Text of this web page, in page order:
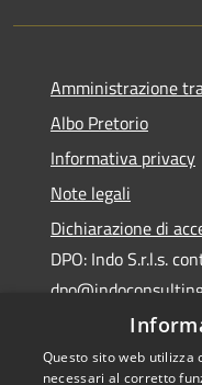
Amministrazione
Albo Pretorio
Informativa privacy
Note legali
Dichiarazione di
DPO: Indo S.r.l.s.
Questo sito web
necessari al corretto